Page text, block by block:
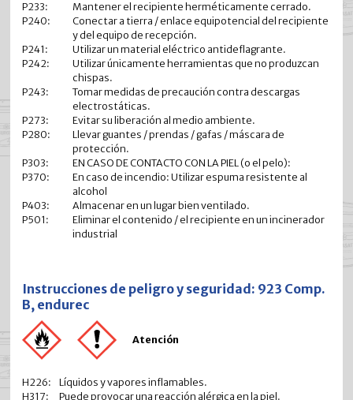
P233:
Mantener el recipiente herméticamente cerrado.
P240:
Conectar a tierra / enlace equipotencial del recipiente
y del equipo de recepción.
P241:
Utilizar un material eléctrico antideflagrante.
P242:
Utilizar únicamente herramientas que no produzcan
chispas.
P243:
Tomar medidas de precaución contra descargas
electrostáticas.
P273:
Evitar su liberación al medio ambiente.
P280:
Llevar guantes / prendas / gafas / máscara de
protección.
P303:
EN CASO DE CONTACTO CON LA PIEL (o el pelo):
P370:
En caso de incendio: Utilizar espuma resistente al
alcohol
P403:
Almacenar en un lugar bien ventilado.
P501:
Eliminar el contenido / el recipiente en un incinerador
industrial
Instrucciones de peligro y seguridad: 923 Comp.
B, endurec
Atención
H226:
Líquidos y vapores inflamables.
H317:
Puede provocar una reacción alérgica en la piel.